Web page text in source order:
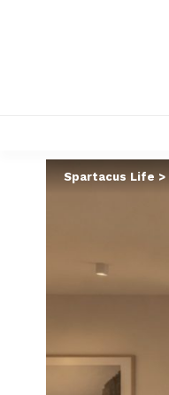
Spartacus Life >